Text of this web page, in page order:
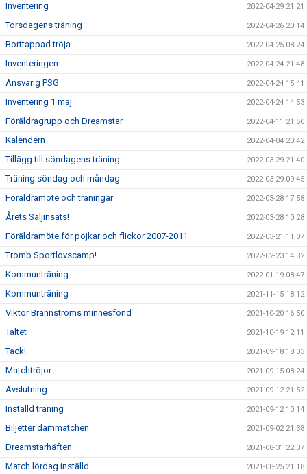
Inventering 2022-04-29 21:21
Torsdagens träning 2022-04-26 20:14
Borttappad tröja 2022-04-25 08:24
Inventeringen 2022-04-24 21:48
Ansvarig PSG 2022-04-24 15:41
Inventering 1 maj 2022-04-24 14:53
Föräldragrupp och Dreamstar 2022-04-11 21:50
Kalendern 2022-04-04 20:42
Tillägg till söndagens träning 2022-03-29 21:40
Träning söndag och måndag 2022-03-29 09:45
Föräldramöte och träningar 2022-03-28 17:58
Årets Säljinsats! 2022-03-28 10:28
Föräldramöte för pojkar och flickor 2007-2011 2022-03-21 11:07
Tromb Sportlovscamp! 2022-02-23 14:32
Kommunträning 2022-01-19 08:47
Kommunträning 2021-11-15 18:12
Viktor Brännströms minnesfond 2021-10-20 16:50
Tältet 2021-10-19 12:11
Tack! 2021-09-18 18:03
Matchtröjor 2021-09-15 08:24
Avslutning 2021-09-12 21:52
Inställd träning 2021-09-12 10:14
Biljetter dammatchen 2021-09-02 21:38
Dreamstarhäften 2021-08-31 22:37
Match lördag inställd 2021-08-25 21:18